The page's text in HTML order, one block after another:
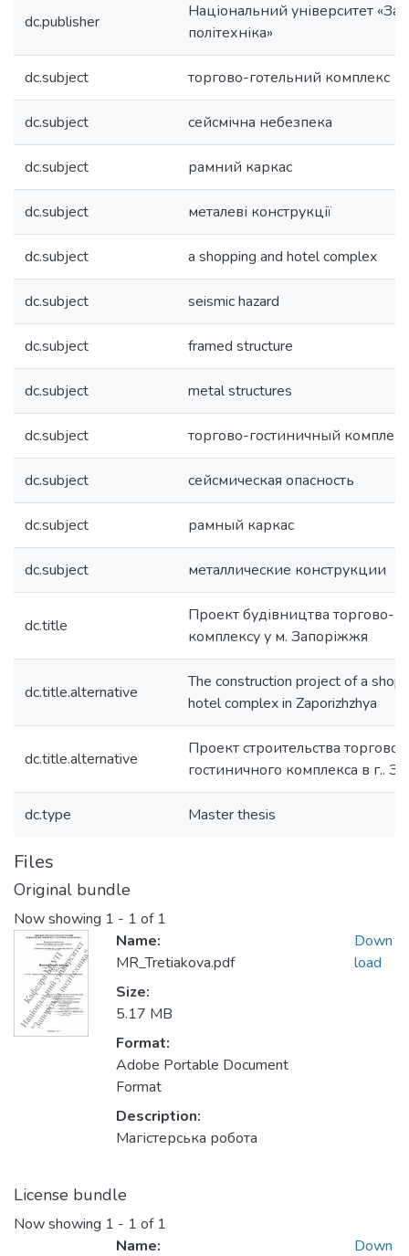
dc.publisher
Національний університет
політехніка»
dc.subject торгово-готельний комплекс
dc.subject сейсмічна небезпека
dc.subject рамний каркас
dc.subject металеві конструкції
dc.subject a shopping and hotel complex
dc.subject seismic hazard
dc.subject framed structure
dc.subject metal structures
dc.subject торгово-гостиничный комплекс
dc.subject сейсмическая опасность
dc.subject рамный каркас
dc.subject металлические конструкции
dc.title
Проект будівництва торгово-
комплексу у м. Запоріжжя
dc.title.alternative
The construction project of a
hotel complex in Zaporizhzhya
dc.title.alternative
Проект строительства торгово-
гостиничного комплекса в г..
dc.type Master thesis
Files
Original bundle
Now showing 1 - 1 of 1
Name:
MR_Tretiakova.pdf
Size:
5.17 MB
Format:
Adobe Portable Document
Format
Description:
Магістерська робота
Down
load
License bundle
Now showing 1 - 1 of 1
Name:
Down